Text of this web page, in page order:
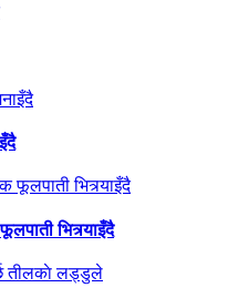
भित्र्याइँदै